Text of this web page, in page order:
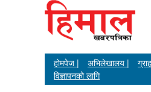
होमपेज | अभिलेखालय |
विज्ञापनको लागि